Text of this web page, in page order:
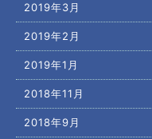
2019年3月
2019年2月
2019年1月
2018年11月
2018年9月